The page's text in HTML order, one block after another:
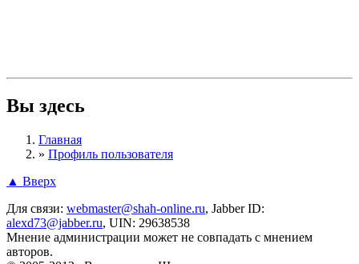
Вы здесь
Главная
» Профиль пользователя
▲ Вверх
Для связи: webmaster@shah-online.ru, Jabber ID:
alexd73@jabber.ru, UIN: 29638538
Мнение администрации может не совпадать с мнением
авторов.